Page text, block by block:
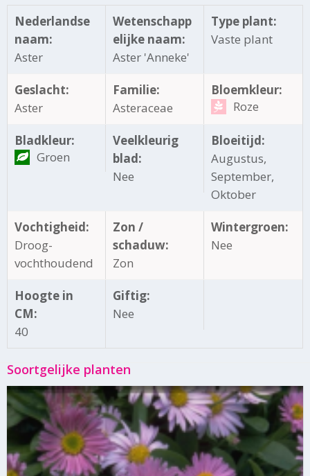
Nederlandse
naam:
Aster
Wetenschapp
elijke naam:
Aster 'Anneke'
Type plant:
Vaste plant
Geslacht:
Aster
Familie:
Asteraceae
Bloemkleur:
Roze
Bladkleur:
Groen
Veelkleurig
blad:
Nee
Bloeitijd:
Augustus,
September,
Oktober
Vochtigheid:
Droog-
vochthoudend
Zon /
schaduw:
Zon
Wintergroen:
Nee
Hoogte in
CM:
40
Giftig:
Nee
Soortgelijke planten